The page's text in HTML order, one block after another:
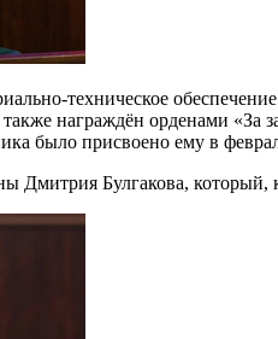
техническое
награждён орденами
было присвоено ему в
Дмитрия Булгакова,